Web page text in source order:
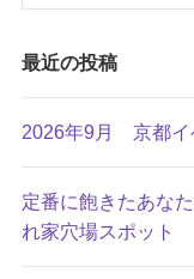
最近の投稿
2026年9月 京都イ
定番に飽きたあな
れ家穴場スポット